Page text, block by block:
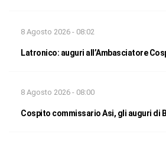
8 Agosto 2026 - 08:02
Latronico: auguri all’Ambasciatore
8 Agosto 2026 - 08:00
Cospito commissario Asi, gli auguri di